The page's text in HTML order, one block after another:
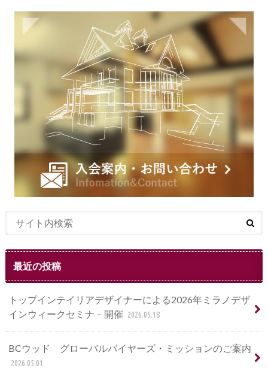
最近の投稿
トップインテイリアデザイナーによる2026年ミラノデザ
インウィークセミナ－開催 2026.05.18
BCウッド グローバルバイヤーズ・ミッションのご案内
2026.05.01